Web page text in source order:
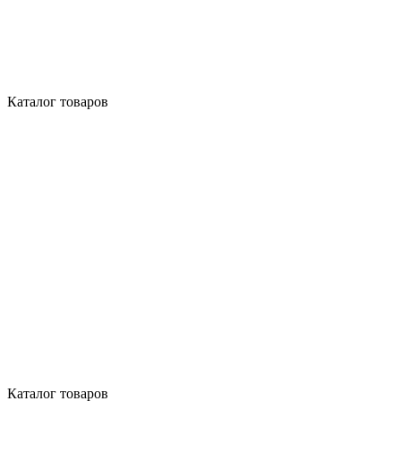
Каталог товаров
Каталог товаров